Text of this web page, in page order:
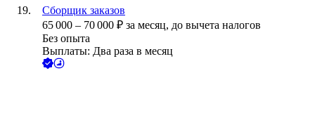
Сборщик заказов
65 000 – 70 000 ₽ за месяц, до вычета налогов
Без опыта
Выплаты: Два раза в месяц